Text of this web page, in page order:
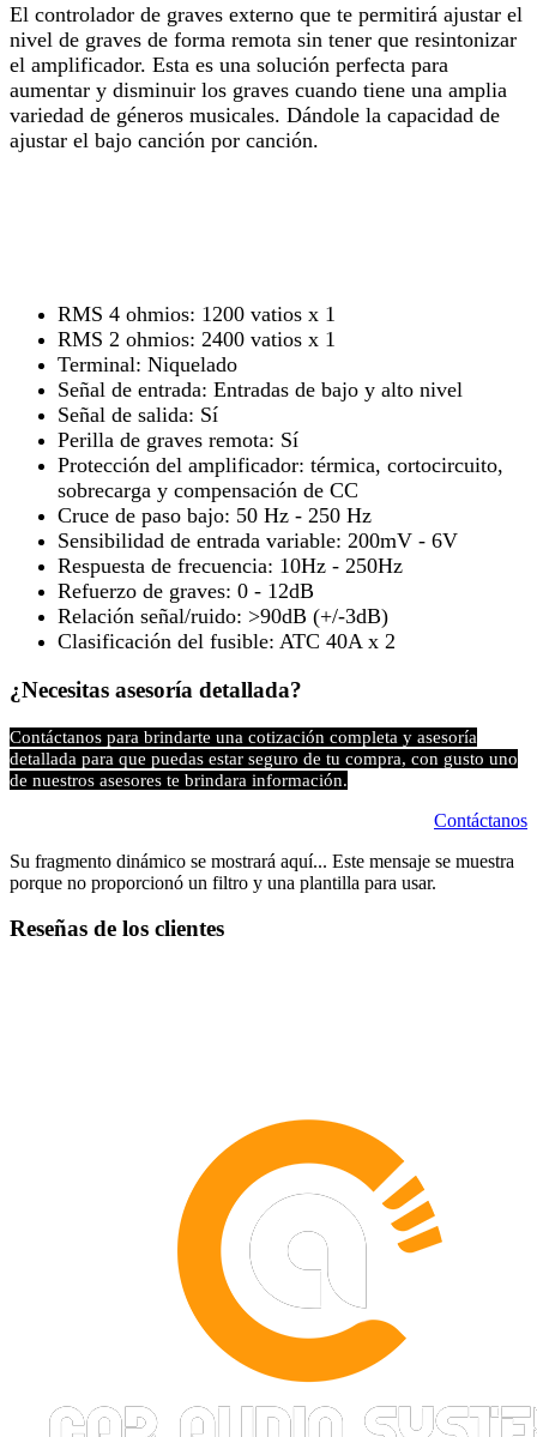
El controlador de graves externo que te permitirá ajustar el
nivel de graves de forma remota sin tener que resintonizar
el amplificador. Esta es una solución perfecta para
aumentar y disminuir los graves cuando tiene una amplia
variedad de géneros musicales. Dándole la capacidad de
ajustar el bajo canción por canción.
RMS 4 ohmios: 1200 vatios x 1
RMS 2 ohmios: 2400 vatios x 1
Terminal: Niquelado
Señal de entrada: Entradas de bajo y alto nivel
Señal de salida: Sí
Perilla de graves remota: Sí
Protección del amplificador: térmica, cortocircuito,
sobrecarga y compensación de CC
Cruce de paso bajo: 50 Hz - 250 Hz
Sensibilidad de entrada variable: 200mV - 6V
Respuesta de frecuencia: 10Hz - 250Hz
Refuerzo de graves: 0 - 12dB
Relación señal/ruido: >90dB (+/-3dB)
Clasificación del fusible: ATC 40A x 2
¿Necesitas asesoría detallada?
Contáctanos para brindarte una cotización completa y asesoría
detallada para que puedas estar seguro de tu compra, con gusto uno
de nuestros asesores te brindara información.
Contáctanos
Su fragmento dinámico se mostrará aquí... Este mensaje se muestra
porque no proporcionó un filtro y una plantilla para usar.
Reseñas de los clientes